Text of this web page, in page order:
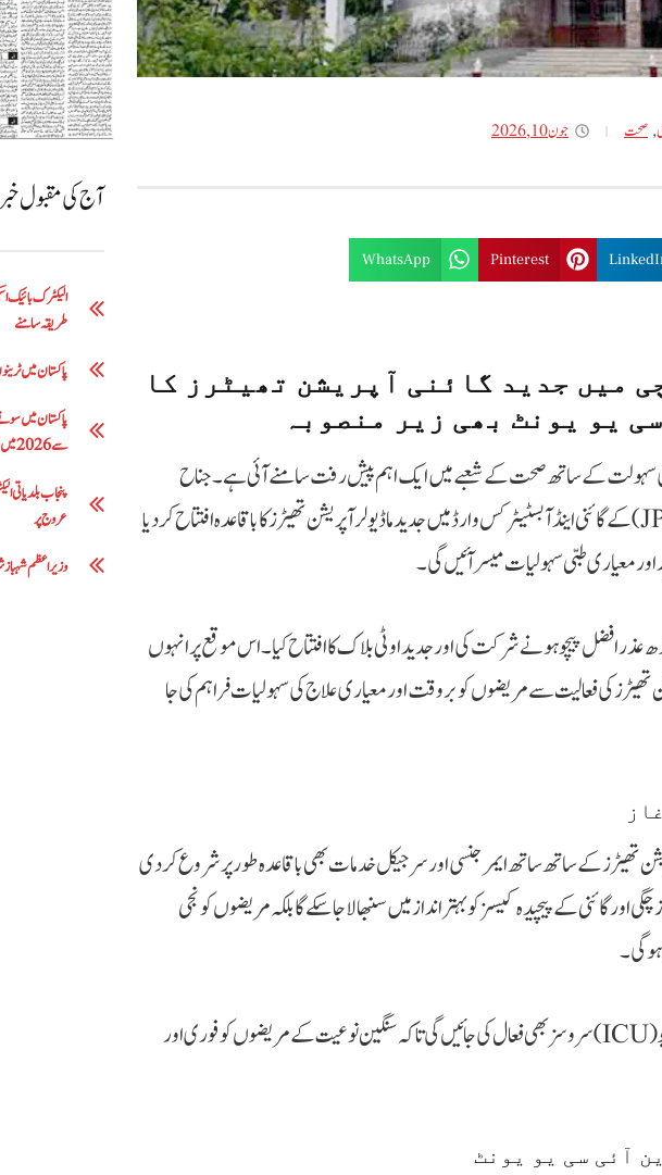
, صحت جون 10, 2026
Pinterest
WhatsApp
میں جدید گائنی آپریشن تھیٹرز کا
یو یونٹ بھی زیر منصوبہ
کی سہولت کے ساتھ صحت کے شعبے میں ایک اہم پیش رفت سامنے آئی ہے۔ جناح
پوسٹ گریجویٹ میڈیکل سینٹر (JPMC) کے گائنی اینڈ آبسٹیٹرکس وارڈ میں جدید ماڈیولر آپریشن تھیٹرز کا باقاعدہ افتتاح کر دیا
معیاری طبی سہولیات میسر آئیں گی۔
فضل پیچوہو نے شرکت کی اور جدید او ٹی بلاک کا افتتاح کیا۔ اس موقع پر انہوں
کی فعالیت سے مریضوں کو بروقت اور معیاری علاج کی سہولیات فراہم کی جا
تھیٹرز کے ساتھ ساتھ ایمرجنسی اور سرجیکل خدمات بھی باقاعدہ طور پر شروع کر دی
گائنی کے پیچیدہ کیسز کو بہتر انداز میں سنبھالا جا سکے گا بلکہ مریضوں کو نجی
انہوں نے بتایا کہ اسپتال میں جلد آئی سی یو (ICU) سروسز بھی فعال کی جائیں گی تاکہ سنگین نوعیت کے مریضوں کو فوری اور
آئی سی یو یونٹ
آج کی مقبول
طریقہ سامنے
پاکستان میں
سے 2026 میں 5 لاکھ 63 ہزار روپے تک
عروج پر
وزیراعظم